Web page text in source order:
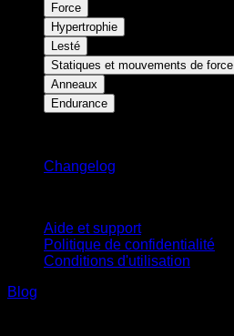
Force
Hypertrophie
Lesté
Statiques et mouvements de force
Anneaux
Endurance
Changelog
Aide et support
Politique de confidentialité
Conditions d'utilisation
Blog